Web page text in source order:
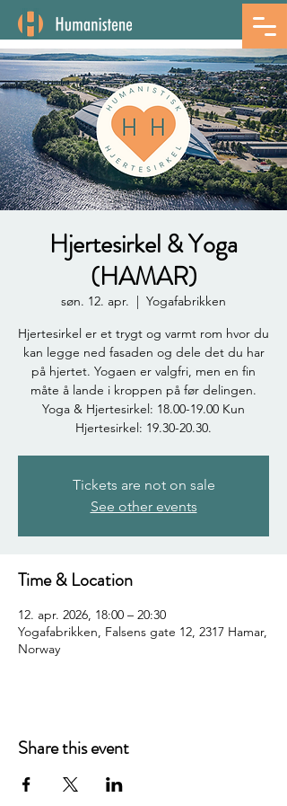
Hjertesirkel & Yoga
(HAMAR)
søn. 12. apr.
  |
Yogafabrikken
Hjertesirkel er et trygt og varmt rom hvor du
kan legge ned fasaden og dele det du har
på hjertet. Yogaen er valgfri, men en fin
måte å lande i kroppen på før delingen.
Yoga & Hjertesirkel: 18.00-19.00 Kun
Hjertesirkel: 19.30-20.30.
Tickets are not on sale
See other events
Time & Location
12. apr. 2026, 18:00 – 20:30
Yogafabrikken, Falsens gate 12, 2317 Hamar,
Norway
Share this event